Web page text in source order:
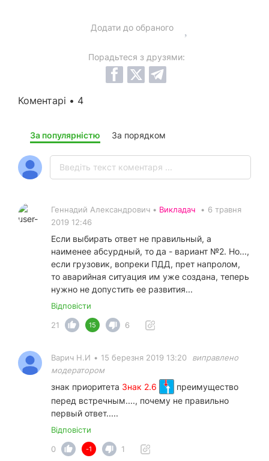
Додати до обраного
Порадьтеся з друзями:
Коментарі • 4
За популярністю За порядком
Геннадий Александрович • Викладач • 6 травня
2019 12:46
Если выбирать ответ не правильный, а
наименее абсурдный, то да - вариант №2. Но...,
если грузовик, вопреки ПДД, прет напролом,
то аварийная ситуация им уже создана, теперь
нужно не допустить ее развития...
Відповісти
21
15 6
Варич Н.И • 15 березня 2019 13:20
виправлено
модератором
знак приоритета Знак 2.6
преимущество
перед встречным...., почему не правильно
первый ответ.....
Відповісти
0
-1 1